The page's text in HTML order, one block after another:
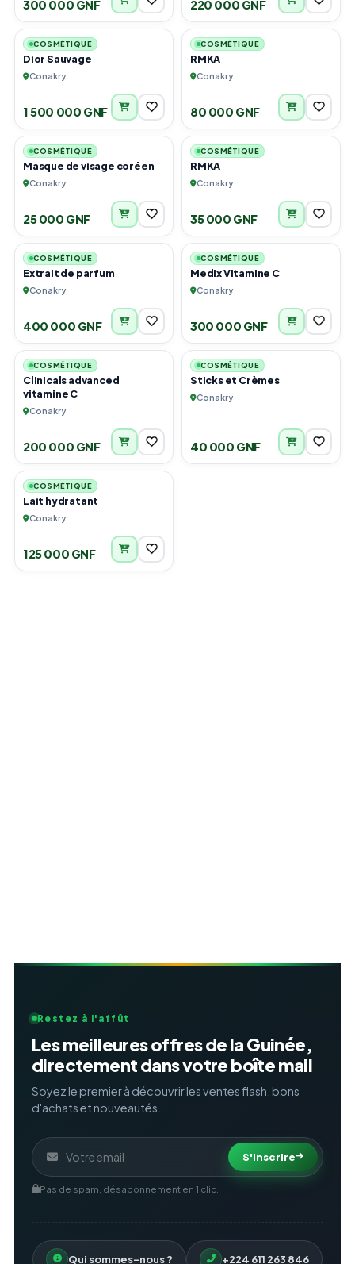
300 000 GNF 220 000 GNF
1
COSMÉTIQUE
Dior Sauvage
Conakry
1 500 000 GNF
1
COSMÉTIQUE
RMKA
Conakry
80 000 GNF
6
COSMÉTIQUE
Masque de visage coréen
Conakry
25 000 GNF
6
COSMÉTIQUE
RMKA
Conakry
35 000 GNF
4
COSMÉTIQUE
Extrait de parfum
Conakry
400 000 GNF
2
COSMÉTIQUE
Medix Vitamine C
Conakry
300 000 GNF
3
COSMÉTIQUE
Clinicals advanced
vitamine C
Conakry
200 000 GNF
6
COSMÉTIQUE
Sticks et Crèmes
Conakry
40 000 GNF
3
COSMÉTIQUE
Lait hydratant
Conakry
125 000 GNF
Restez à l'affût
Les meilleures offres de la Guinée,
directement dans votre boîte mail
Soyez le premier à découvrir les ventes flash, bons
d'achats et nouveautés.
S'inscrire
Pas de spam, désabonnement en 1 clic.
Qui sommes-nous ? +224 611 263 846